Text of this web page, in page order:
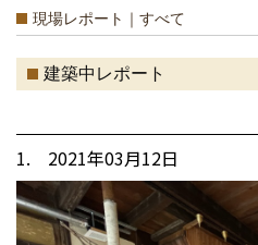
現場レポート｜すべて
建築中レポート
1. 2021年03月12日